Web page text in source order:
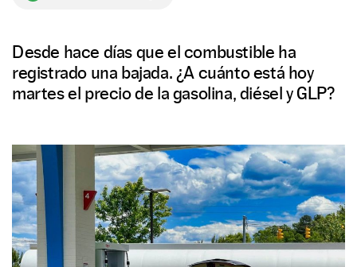
Desde hace días que el combustible ha
registrado una bajada. ¿A cuánto está hoy
martes el precio de la gasolina, diésel y GLP?